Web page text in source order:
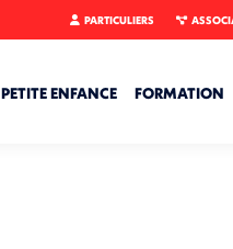
PARTICULIERS
PETITE ENFANCE FORMATION